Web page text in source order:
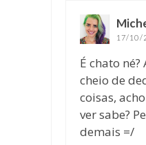
17/10/
É chato né?
cheio de
coisas,
ver sabe?
demais =/